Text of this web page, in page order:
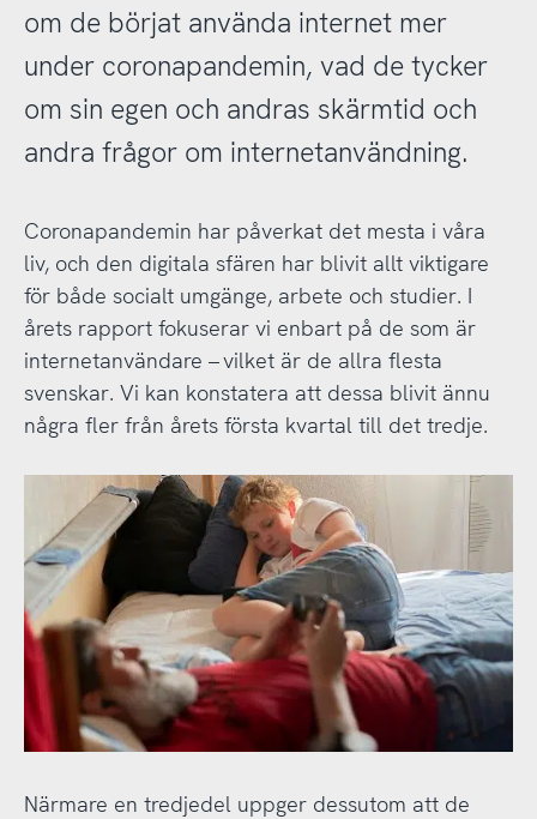
om de börjat använda internet mer
under coronapandemin, vad de tycker
om sin egen och andras skärmtid och
andra frågor om internetanvändning.
Coronapandemin har påverkat det mesta i våra
liv, och den digitala sfären har blivit allt viktigare
för både socialt umgänge, arbete och studier. I
årets rapport fokuserar vi enbart på de som är
internetanvändare – vilket är de allra flesta
svenskar. Vi kan konstatera att dessa blivit ännu
några fler från årets första kvartal till det tredje.
Närmare en tredjedel uppger dessutom att de